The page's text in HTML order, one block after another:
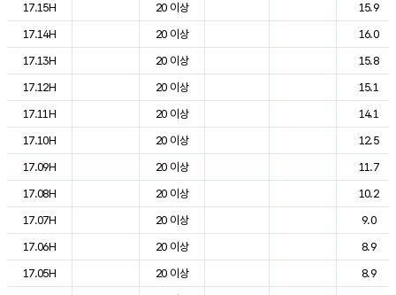
17.15H
20 이상
15.9
17.14H
20 이상
16.0
17.13H
20 이상
15.8
17.12H
20 이상
15.1
17.11H
20 이상
14.1
17.10H
20 이상
12.5
17.09H
20 이상
11.7
17.08H
20 이상
10.2
17.07H
20 이상
9.0
17.06H
20 이상
8.9
17.05H
20 이상
8.9